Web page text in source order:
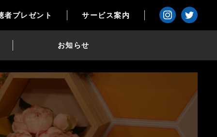
者プレゼント サービス案内
お知らせ